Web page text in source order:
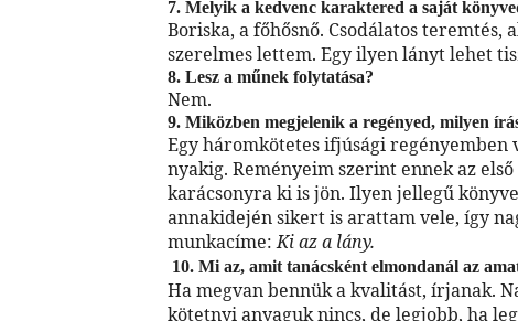
7. Melyik a kedvenc karaktered a saját
Boriska, a főhősnő. Csodálatos teremtés,
szerelmes lettem. Egy ilyen lányt lehet
8. Lesz a műnek folytatása?
Nem.
9. Miközben megjelenik a regényed, milyen
Egy háromkötetes ifjúsági regényemben
nyakig. Reményeim szerint ennek az
karácsonyra ki is jön. Ilyen jellegű
annakidején sikert is arattam vele, így
munkacíme:Ki az a lány.
10. Mi az, amit tanácsként elmondanál az
Ha megvan bennük a kvalitást, írjanak.
kötetnyi anyaguk nincs, de legjobb, ha